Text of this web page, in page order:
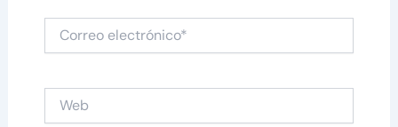
Correo
electrónico*